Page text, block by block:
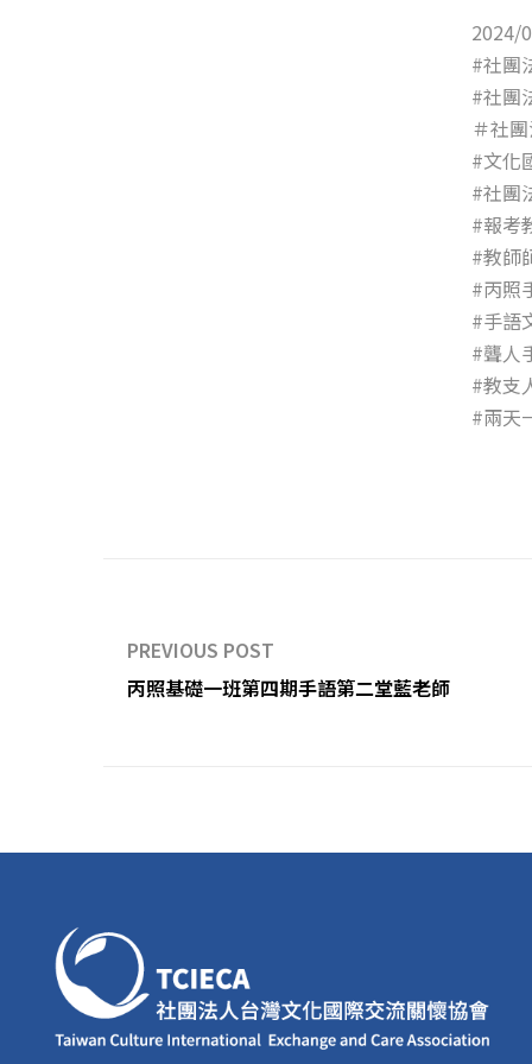
2024/
#社團
#社團
＃社
#文化
#社團
#報考
#教師
#丙照
#手語
#聾人
#教支
#兩天
PREVIOUS POST
丙照基礎一班第四期手語第二堂藍老師